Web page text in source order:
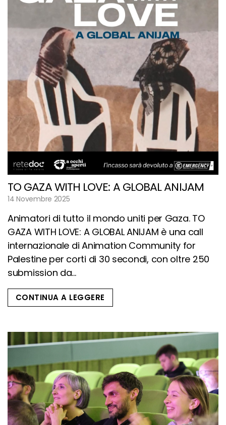
TO GAZA WITH LOVE: A GLOBAL ANIJAM
14 Novembre 2025
Animatori di tutto il mondo uniti per Gaza. TO
GAZA WITH LOVE: A GLOBAL ANIJAM è una call
internazionale di Animation Community for
Palestine per corti di 30 secondi, con oltre 250
submission da...
CONTINUA A LEGGERE